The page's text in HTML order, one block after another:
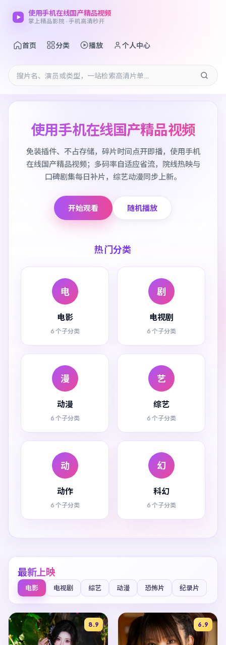
使用手机在线国产精品视频
掌上精品影院 · 手机高清秒开
首页 分类 播放 个人中心
使用手机在线国产精品视频
免装插件、不占存储，碎片时间点开即播，使用手机
在线国产精品视频；多码率自适应省流，院线热映与
口碑剧集每日补片，综艺动漫同步上新。
开始观看 随机播放
热门分类
电
电影
6 个子分类
剧
电视剧
6 个子分类
漫
动漫
6 个子分类
艺
综艺
6 个子分类
动
动作
6 个子分类
幻
科幻
6 个子分类
最新上映
电影 电视剧 综艺 动漫 恐怖片 纪录片
8.9 6.9